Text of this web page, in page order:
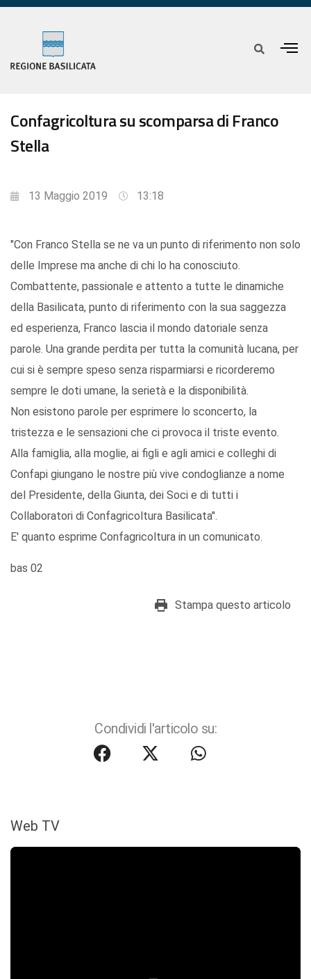
Confagricoltura su scomparsa di Franco
Stella
13 Maggio 2019 13:18
"Con Franco Stella se ne va un punto di riferimento non solo
delle Imprese ma anche di chi lo ha conosciuto.
Combattente, passionale e attento a tutte le dinamiche
della Basilicata, punto di riferimento con la sua saggezza
ed esperienza, Franco lascia il mondo datoriale senza
parole. Una grande perdita per tutta la comunità lucana, per
cui si è sempre speso senza risparmiarsi e ricorderemo
sempre le doti umane, la serietà e la disponibilità.
Non esistono parole per esprimere lo sconcerto, la
tristezza e le sensazioni che ci provoca il triste evento.
Alla famiglia, alla moglie, ai figli e agli amici e colleghi di
Confapi giungano le nostre più vive condoglianze a nome
del Presidente, della Giunta, dei Soci e di tutti i
Collaboratori di Confagricoltura Basilicata".
E' quanto esprime Confagricoltura in un comunicato.
bas 02
Stampa questo articolo
Condividi l'articolo su:
Web TV